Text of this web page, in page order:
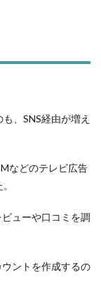
、SNS経由が増え
などのテレビ広告
ューや口コミを調
ントを作成するの